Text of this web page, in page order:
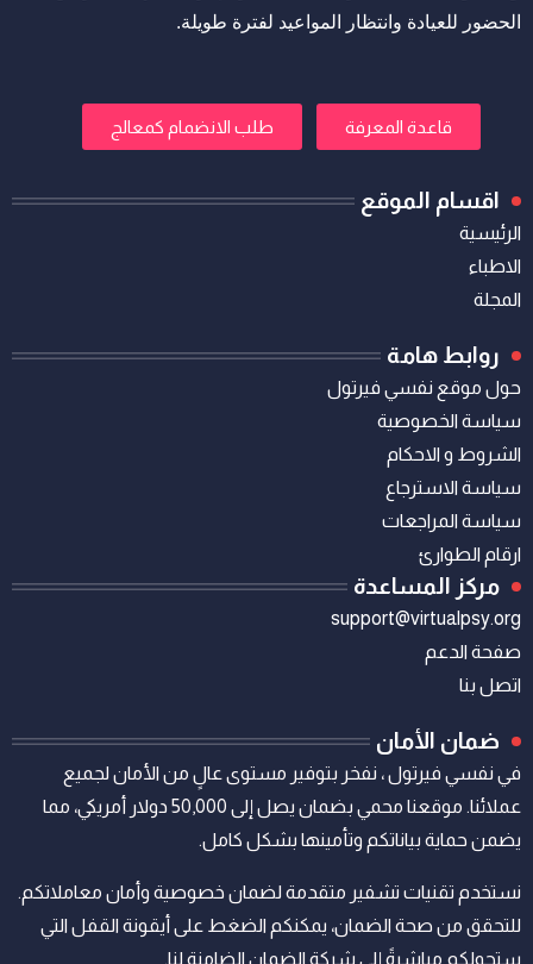
الحضور للعيادة وانتظار المواعيد لفترة طويلة.
قاعدة المعرفة طلب الانضمام كمعالج
اقسام الموقع
الرئيسية
الاطباء
المجلة
روابط هامة
حول موقع نفسي فيرتول
سياسة الخصوصية
الشروط و الاحكام
سياسة الاسترجاع
سياسة المراجعات
ارقام الطوارئ
مركز المساعدة
support@virtualpsy.org
صفحة الدعم
اتصل بنا
ضمان الأمان
في نفسي فيرتول ، نفخر بتوفير مستوى عالٍ من الأمان لجميع
عملائنا. موقعنا محمي بضمان يصل إلى 50,000 دولار أمريكي، مما
يضمن حماية بياناتكم وتأمينها بشكل كامل.
نستخدم تقنيات تشفير متقدمة لضمان خصوصية وأمان معاملاتكم.
للتحقق من صحة الضمان، يمكنكم الضغط على أيقونة القفل التي
ستحولكم مباشرةً إلى شركة الضمان الضامنة لنا.